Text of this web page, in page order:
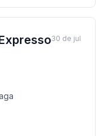
30 de jul